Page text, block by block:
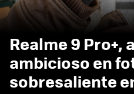
Realme 9 Pro+,
ambicioso en
sobresaliente